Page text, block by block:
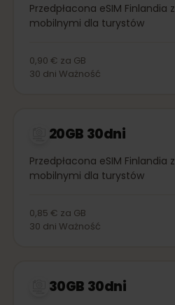
Przedpłacona eSIM Finlandia
mobilnymi dla turystów
0,90 € za GB
30 dni Ważność
20GB 30dni
Przedpłacona eSIM Finlandia
mobilnymi dla turystów
0,85 € za GB
30 dni Ważność
30GB 30dni